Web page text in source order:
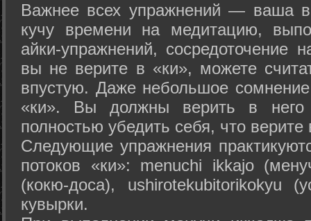
Важнее всех упражнений — ваша
кучу времени на медитацию,
айки-упражнений, сосредоточение
вы не верите в «ки», можете
впустую. Даже небольшое сомнение
«ки». Вы должны верить в
полностью убедить себя, что верите
Следующие упражнения
потоков «ки»: menuchi ikkajo
(кокю-доса), ushiro­tekubitori­kokyu
кувырки.